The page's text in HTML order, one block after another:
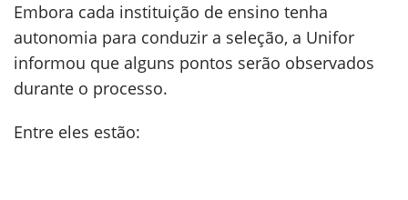
Embora cada instituição de ensino tenha
autonomia para conduzir a seleção, a Unifor
informou que alguns pontos serão observados
durante o processo.
Entre eles estão: